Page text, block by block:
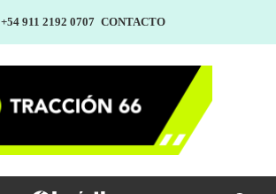
+54 911 2192 0707 CONTACTO